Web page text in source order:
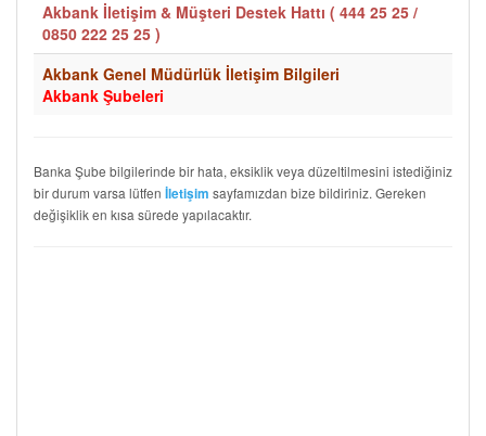
Akbank İletişim & Müşteri Destek Hattı ( 444 25 25 /
0850 222 25 25 )
Akbank Genel Müdürlük İletişim Bilgileri
Akbank Şubeleri
Banka Şube bilgilerinde bir hata, eksiklik veya düzeltilmesini istediğiniz
bir durum varsa lütfen İletişim sayfamızdan bize bildiriniz. Gereken
değişiklik en kısa sürede yapılacaktır.